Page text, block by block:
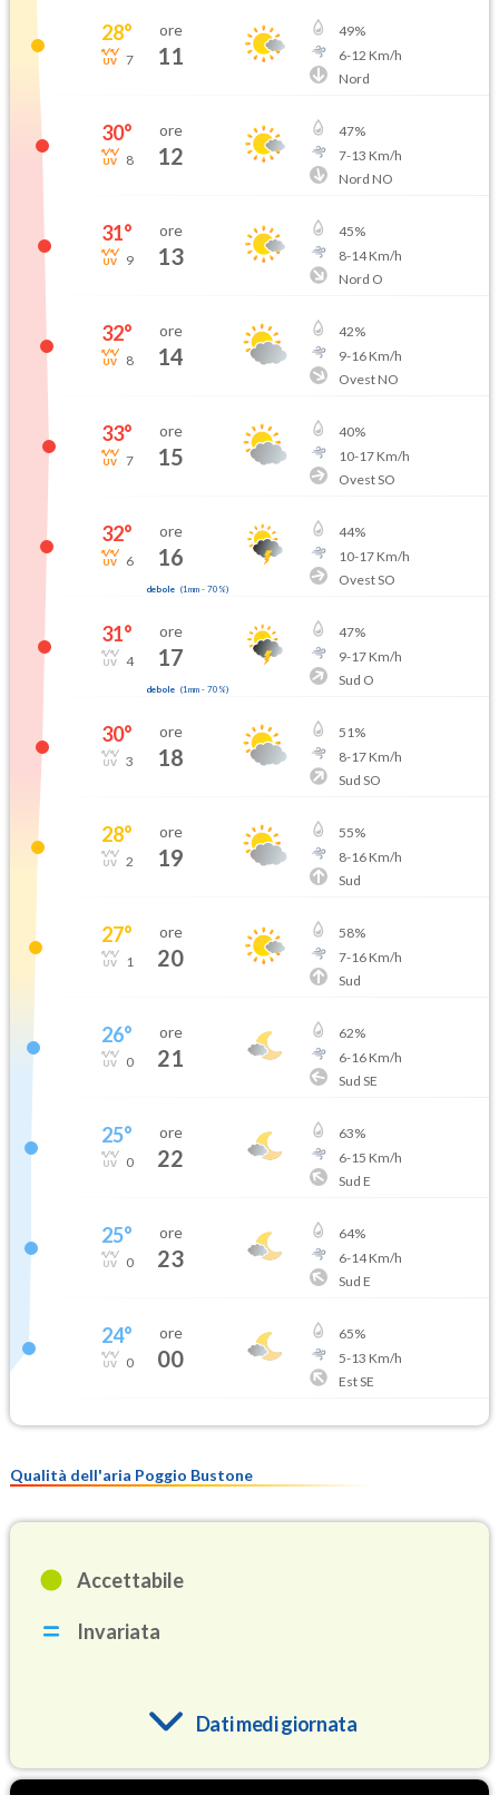
28°
7
ore
11
49%
6-12 Km/h
Nord
30°
8
ore
12
47%
7-13 Km/h
Nord NO
31°
9
ore
13
45%
8-14Km/h
Nord O
32°
8
ore
14
42%
9-16Km/h
Ovest NO
33°
7
ore
15
40%
10-17Km/h
Ovest SO
32°
6
ore
16
debole (1mm- 70 %)
44%
10-17Km/h
Ovest SO
31°
4
ore
17
debole (1mm- 70 %)
47%
9-17Km/h
Sud O
30°
3
ore
18
51%
8-17Km/h
Sud SO
28°
2
ore
19
55%
8-16Km/h
Sud
27°
1
ore
20
58%
7-16Km/h
Sud
26°
0
ore
21
62%
6-16Km/h
Sud SE
25°
0
ore
22
63%
6-15 Km/h
Sud E
25°
0
ore
23
64%
6-14Km/h
Sud E
24°
0
ore
00
65%
5-13 Km/h
Est SE
Qualità dell'aria Poggio Bustone
Accettabile
Invariata
Dati medi giornata